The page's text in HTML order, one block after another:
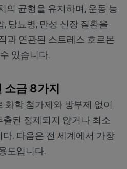
의 균형을 유지하며, 운동 능
당뇨병, 만성 신장 질환을
과 연관된 스트레스 호르몬
있습니다.
소금 8가지
화학 첨가제와 방부제 없이
된 정제되지 않거나 최소
. 다음은 전 세계에서 가장
도입니다.